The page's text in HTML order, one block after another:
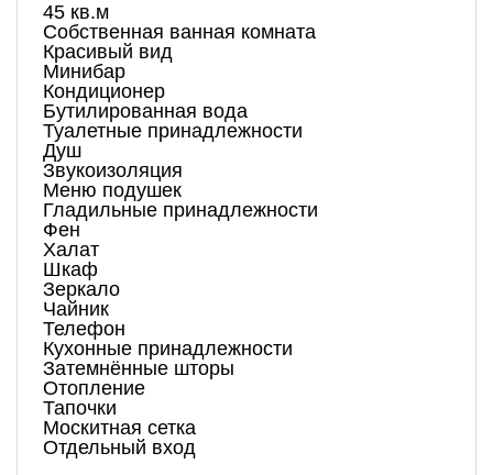
45 кв.м
Собственная ванная комната
Красивый вид
Минибар
Кондиционер
Бутилированная вода
Туалетные принадлежности
Душ
Звукоизоляция
Меню подушек
Гладильные принадлежности
Фен
Халат
Шкаф
Зеркало
Чайник
Телефон
Кухонные принадлежности
Затемнённые шторы
Отопление
Тапочки
Москитная сетка
Отдельный вход